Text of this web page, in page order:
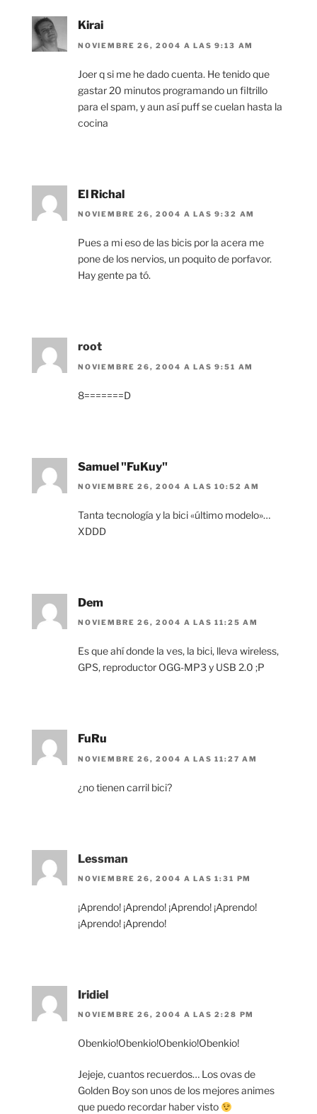
Kirai
NOVIEMBRE 26, 2004 A LAS 9:13 AM
Joer q si me he dado cuenta. He tenido que
gastar 20 minutos programando un filtrillo
para el spam, y aun así puff se cuelan hasta la
cocina
El Richal
NOVIEMBRE 26, 2004 A LAS 9:32 AM
Pues a mi eso de las bicis por la acera me
pone de los nervios, un poquito de porfavor.
Hay gente pa tó.
root
NOVIEMBRE 26, 2004 A LAS 9:51 AM
8=======D
Samuel "FuKuy"
NOVIEMBRE 26, 2004 A LAS 10:52 AM
Tanta tecnología y la bici «último modelo»…
XDDD
Dem
NOVIEMBRE 26, 2004 A LAS 11:25 AM
Es que ahí donde la ves, la bici, lleva wireless,
GPS, reproductor OGG-MP3 y USB 2.0 ;P
FuRu
NOVIEMBRE 26, 2004 A LAS 11:27 AM
¿no tienen carril bici?
Lessman
NOVIEMBRE 26, 2004 A LAS 1:31 PM
¡Aprendo! ¡Aprendo! ¡Aprendo! ¡Aprendo!
¡Aprendo! ¡Aprendo!
Iridiel
NOVIEMBRE 26, 2004 A LAS 2:28 PM
Obenkio!Obenkio!Obenkio!Obenkio!
Jejeje, cuantos recuerdos… Los ovas de
Golden Boy son unos de los mejores animes
que puedo recordar haber visto